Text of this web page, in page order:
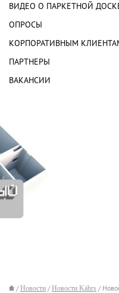
ВИДЕО О ПАРКЕТНОЙ ДОСКЕ
ОПРОСЫ
КОРПОРАТИВНЫМ
ПАРТНЕРЫ
ВАКАНСИИ
/Новости /Новости Kährs /